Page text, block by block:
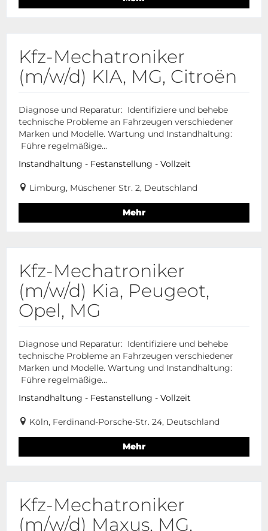
Kfz-Mechatroniker
(m/w/d) KIA, MG, Citroën
Diagnose und Reparatur: Identifiziere und behebe
technische Probleme an Fahrzeugen verschiedener
Marken und Modelle. Wartung und Instandhaltung:
Führe regelmäßige...
Instandhaltung - Festanstellung - Vollzeit
Limburg, Müschener Str. 2, Deutschland
Mehr
Kfz-Mechatroniker
(m/w/d) Kia, Peugeot,
Opel, MG
Diagnose und Reparatur: Identifiziere und behebe
technische Probleme an Fahrzeugen verschiedener
Marken und Modelle. Wartung und Instandhaltung:
Führe regelmäßige...
Instandhaltung - Festanstellung - Vollzeit
Köln, Ferdinand-Porsche-Str. 24, Deutschland
Mehr
Kfz-Mechatroniker
(m/w/d) Maxus, MG,